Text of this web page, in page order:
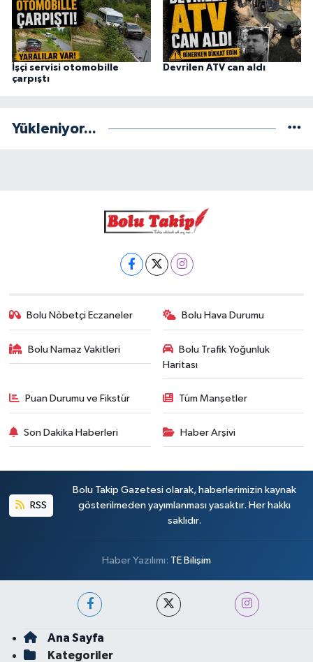
İşçi servisi otomobille
çarpıştı
Devrilen ATV can aldı
Yükleniyor...
Bolu Nöbetçi Eczaneler Bolu Hava Durumu
Bolu Namaz Vakitleri
Bolu Trafik Yoğunluk
Haritası
Puan Durumu ve Fikstür Tüm Manşetler
Son Dakika Haberleri Haber Arşivi
RSS
Bolu Takip Gazetesi olarak, haberlerimizin kaynak
gösterilmeden yayımlanması yasaktır. Her hakkı
saklıdır.
Haber Yazılımı: TE Bilişim
Ana Sayfa
Kategoriler